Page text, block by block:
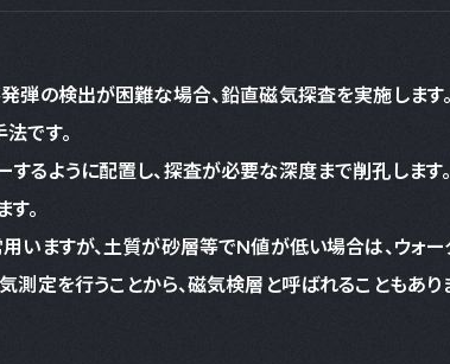
の検出が困難な場合、鉛直磁気探査を実施します
です。
るように配置し、探査が必要な深度まで削孔します
。
ますが、土質が砂層等でN値が低い場合は、ウォー
定を行うことから、磁気検層と呼ばれることもあり